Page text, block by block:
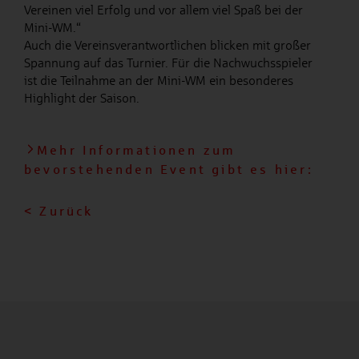
Vereinen viel Erfolg und vor allem viel Spaß bei der
Mini-WM.“
Auch die Vereinsverantwortlichen blicken mit großer
Spannung auf das Turnier. Für die Nachwuchsspieler
ist die Teilnahme an der Mini-WM ein besonderes
Highlight der Saison.
Mehr Informationen zum
bevorstehenden Event gibt es hier:
< Zurück